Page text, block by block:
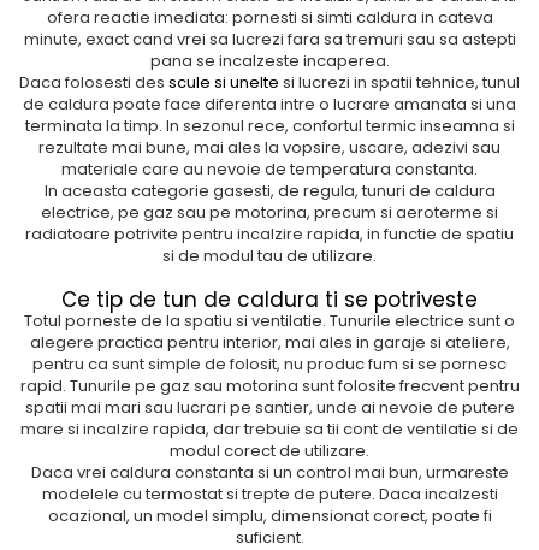
ofera reactie imediata: pornesti si simti caldura in cateva
minute, exact cand vrei sa lucrezi fara sa tremuri sau sa astepti
pana se incalzeste incaperea.
Daca folosesti des scule si unelte si lucrezi in spatii tehnice, tunul
de caldura poate face diferenta intre o lucrare amanata si una
terminata la timp. In sezonul rece, confortul termic inseamna si
rezultate mai bune, mai ales la vopsire, uscare, adezivi sau
materiale care au nevoie de temperatura constanta.
In aceasta categorie gasesti, de regula, tunuri de caldura
electrice, pe gaz sau pe motorina, precum si aeroterme si
radiatoare potrivite pentru incalzire rapida, in functie de spatiu
si de modul tau de utilizare.
Ce tip de tun de caldura ti se potriveste
Totul porneste de la spatiu si ventilatie. Tunurile electrice sunt o
alegere practica pentru interior, mai ales in garaje si ateliere,
pentru ca sunt simple de folosit, nu produc fum si se pornesc
rapid. Tunurile pe gaz sau motorina sunt folosite frecvent pentru
spatii mai mari sau lucrari pe santier, unde ai nevoie de putere
mare si incalzire rapida, dar trebuie sa tii cont de ventilatie si de
modul corect de utilizare.
Daca vrei caldura constanta si un control mai bun, urmareste
modelele cu termostat si trepte de putere. Daca incalzesti
ocazional, un model simplu, dimensionat corect, poate fi
suficient.